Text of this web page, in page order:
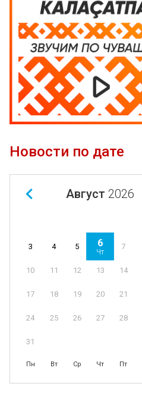
Новости по дате
Август 2026
Пн Вт Ср Чт Пт
3 4 5 6
Чт
7
10 11 12 13 14
17 18 19 20 21
24 25 26 27 28
31